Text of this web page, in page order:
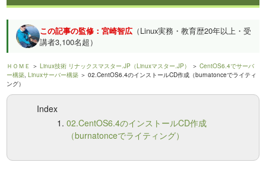
この記事の監修：宮崎智広 （Linux実務・教育歴20年以上・受
講者3,100名超）
ＨＯＭＥ ＞Linux技術 リナックスマスター.JP（Linuxマスター.JP） ＞CentOS6.4でサーバ
ー構築,Linuxサーバー構築 ＞ 02.CentOS6.4のインストールCD作成（burnatonceでライティ
ング）
Index
02.CentOS6.4のインストールCD作成
（burnatonceでライティング）